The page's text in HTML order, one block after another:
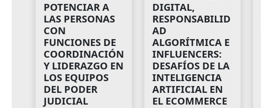
POTENCIAR A
LAS PERSONAS
CON
FUNCIONES DE
COORDINACIÓN
Y LIDERAZGO EN
LOS EQUIPOS
DEL PODER
JUDICIAL
DIGITAL,
RESPONSABILID
AD
ALGORÍTMICA E
INFLUENCERS:
DESAFÍOS DE LA
INTELIGENCIA
ARTIFICIAL EN
EL ECOMMERCE